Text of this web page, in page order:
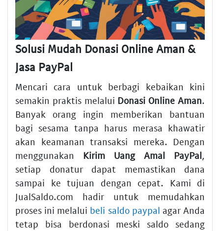
Solusi Mudah Donasi Online Aman &
Jasa PayPal
Mencari cara untuk berbagi kebaikan kini
semakin praktis melalui Donasi Online Aman.
Banyak orang ingin memberikan bantuan
bagi sesama tanpa harus merasa khawatir
akan keamanan transaksi mereka. Dengan
menggunakan Kirim Uang Amal PayPal,
setiap donatur dapat memastikan dana
sampai ke tujuan dengan cepat. Kami di
JualSaldo.com hadir untuk memudahkan
proses ini melalui beli saldo paypal agar Anda
tetap bisa berdonasi meski saldo sedang